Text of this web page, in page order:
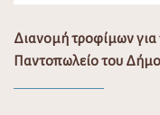
Διανομή τροφίμων
Παντοπωλείο του